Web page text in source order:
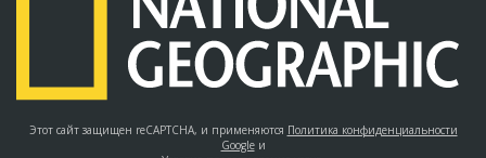
Этот сайт защищен reCAPTCHA, и применяются Политика конфиденциальности
Googleи